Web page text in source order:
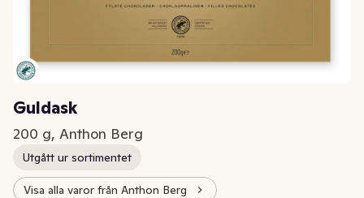
Guldask
200 g, Anthon Berg
Utgått ur sortimentet
Visa alla varor från Anthon Berg